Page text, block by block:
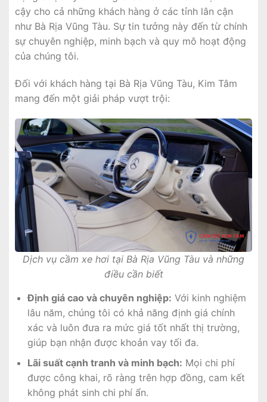
cậy cho cả những khách hàng ở các tỉnh lân cận
như Bà Rịa Vũng Tàu. Sự tin tưởng này đến từ chính
sự chuyên nghiệp, minh bạch và quy mô hoạt động
của chúng tôi.
Đối với khách hàng tại Bà Rịa Vũng Tàu, Kim Tâm
mang đến một giải pháp vượt trội:
Dịch vụ cầm xe hơi tại Bà Rịa Vũng Tàu và những
điều cần biết
Định giá cao và chuyên nghiệp: Với kinh nghiệm
lâu năm, chúng tôi có khả năng định giá chính
xác và luôn đưa ra mức giá tốt nhất thị trường,
giúp bạn nhận được khoản vay tối đa.
Lãi suất cạnh tranh và minh bạch: Mọi chi phí
được công khai, rõ ràng trên hợp đồng, cam kết
không phát sinh chi phí ẩn.